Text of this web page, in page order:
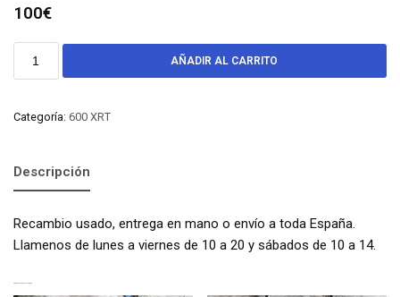
100€
AÑADIR AL CARRITO
Categoría: 600 XRT
Descripción
Recambio usado, entrega en mano o envío a toda España.
Llamenos de lunes a viernes de 10 a 20 y sábados de 10 a 14.